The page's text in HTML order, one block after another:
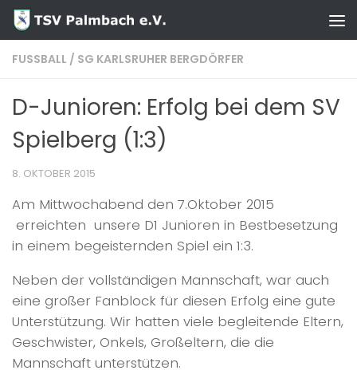
Zum Inhalt springen
FUSSBALL / SG KARLSRUHER BERGDÖRFER
D-Junioren: Erfolg bei dem SV
Spielberg (1:3)
8. OKTOBER 2015
Am Mittwochabend den 7.Oktober 2015
erreichten unsere D1 Junioren in Bestbesetzung
in einem begeisternden Spiel ein 1:3.
Neben der vollständigen Mannschaft, war auch
eine großer Fanblock für diesen Erfolg eine gute
Unterstützung. Wir hatten viele begleitende Eltern,
Geschwister, Onkels, Großeltern, die die
Mannschaft unterstützen.